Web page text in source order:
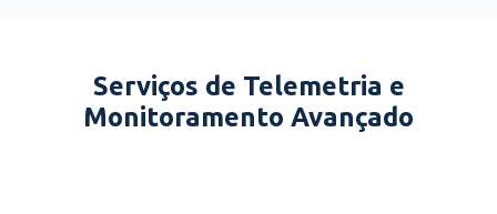
Serviços de Telemetria e
Monitoramento Avançado